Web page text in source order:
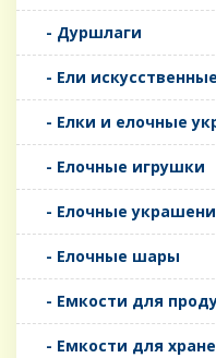
- Дуршлаги
- Ели искусственные
- Елки и елочные
- Елочные игрушки
- Елочные
- Елочные шары
- Емкости для
- Емкости для